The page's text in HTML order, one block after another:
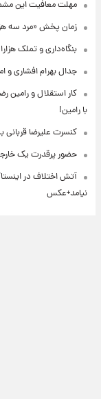
مهلت معافیت این
زمان پخش «مرد سه
بنگاه‌داری و تملک
جدال بهرام افشاری و امین
کار استقلال و رامین
با رامین!
کنسرت علیرضا قربانی
حضور پرقدرت یک
آتش اختلاف در
نیامد+عکس